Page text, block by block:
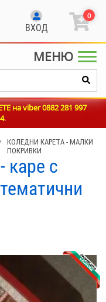
ВХОД
0
МЕНЮ
на viber 0882 281 997
.
КОЛЕДНИ КАРЕТА - МАЛКИ
ПОКРИВКИ
каре с